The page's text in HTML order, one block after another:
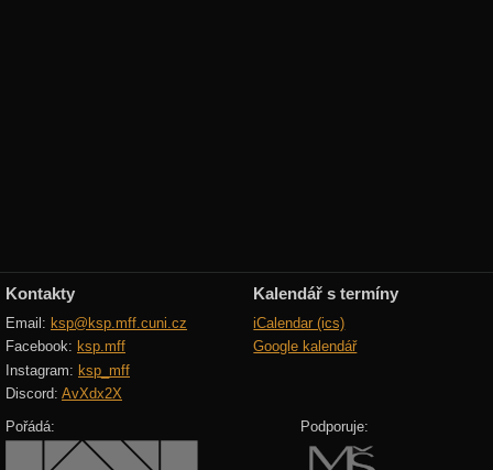
Kontakty
Email: ksp@ksp.mff.cuni.cz
Facebook: ksp.mff
Instagram: ksp_mff
Discord: AvXdx2X
Kalendář s termíny
iCalendar (ics)
Google kalendář
Pořádá: Podporuje: